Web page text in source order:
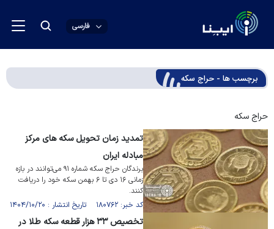
فارسی
برچسب ها - حراج سکه
حراج سکه
تمدید زمان تحویل سکه های مرکز
مبادله ایران
برندگان حراج سکه شماره ۹۱ می‌توانند در بازه
زمانی ۱۶ دی تا ۶ بهمن سکه خود را دریافت
کنند.
کد خبر: ۱۸۰۷۶۲ تاریخ انتشار : ۱۴۰۴/۱۰/۲۰
تخصیص ۳۳ هزار قطعه سکه طلا در